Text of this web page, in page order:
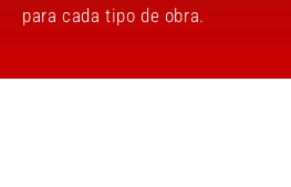
para cada tipo de obra.